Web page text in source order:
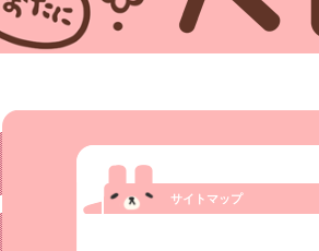
サイトマップ